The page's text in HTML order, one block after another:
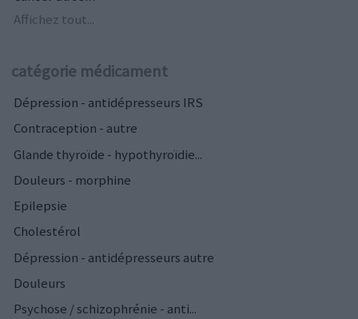
Affichez tout...
catégorie médicament
Dépression - antidépresseurs IRS
Contraception - autre
Glande thyroïde - hypothyroïdie...
Douleurs - morphine
Epilepsie
Cholestérol
Dépression - antidépresseurs autre
Douleurs
Psychose / schizophrénie - anti...